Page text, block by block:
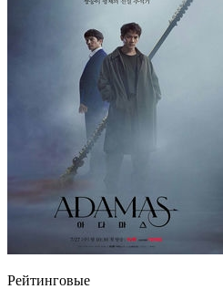
Рейтинговые